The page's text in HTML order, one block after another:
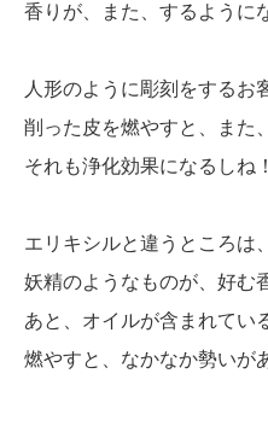
香りが、また、するように
人形のように彫刻をするお
削った皮を燃やすと、また、
それも浄化効果になるしね
エリキシルと違うところは、
妖精のようなものが、好む
あと、オイルが含まれてい
燃やすと、なかなか勢いが